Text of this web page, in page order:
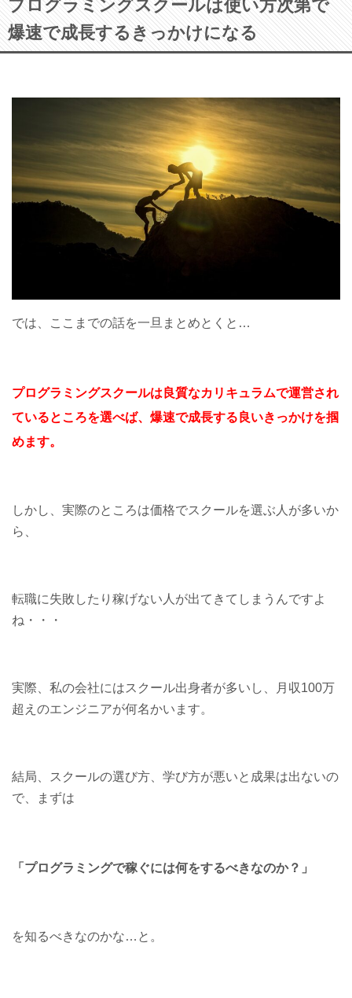
プログラミングスクールは使い方次第で
爆速で成長するきっかけになる
では、ここまでの話を一旦まとめとくと…
プログラミングスクールは 良質なカリキュラムで運営され
ているところを選べば、 爆速で成長する良いきっかけを掴
めます。
しかし、実際のところは価格でスクールを選ぶ人が多いか
ら、
転職に失敗したり稼げない人が出てきてしまうんですよ
ね・・・
実際、私の会社にはスクール出身者が多いし、月収100万
超えのエンジニアが何名かいます。
結局、スクールの選び方、学び方が悪いと成果は出ないの
で、まずは
「プログラミングで稼ぐには何をするべきなのか？」
を知るべきなのかな…と。